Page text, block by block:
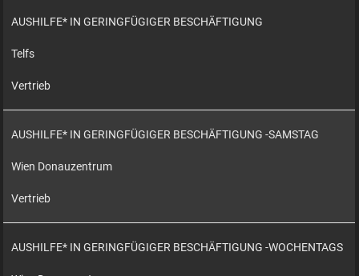
AUSHILFE* IN GERINGFÜGIGER BESCHÄFTIGUNG
Telfs
Vertrieb
AUSHILFE* IN GERINGFÜGIGER BESCHÄFTIGUNG -SAMSTAG
Wien Donauzentrum
Vertrieb
AUSHILFE* IN GERINGFÜGIGER BESCHÄFTIGUNG -WOCHENTAGS